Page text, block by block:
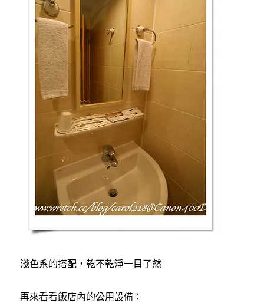
淺色系的搭配，乾不乾淨一目了然
再來看看飯店內的公用設備：